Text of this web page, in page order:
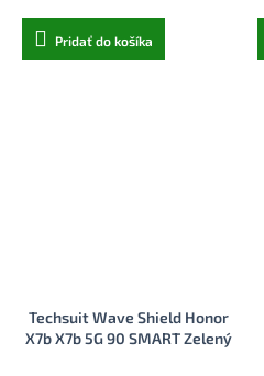
Pridať do košíka
Techsuit Wave Shield Honor
X7b X7b 5G 90 SMART Zelený